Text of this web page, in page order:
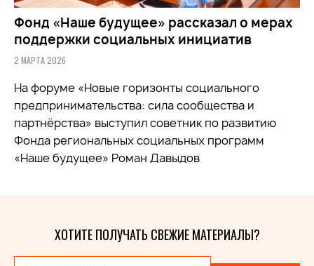
Фонд «Наше будущее» рассказал о мерах
поддержки социальных инициатив
2 МАРТА 2026
На форуме «Новые горизонты социального
предпринимательства: сила сообщества и
партнёрства» выступил советник по развитию
Фонда региональных социальных программ
«Наше будущее» Роман Давыдов
ХОТИТЕ ПОЛУЧАТЬ СВЕЖИЕ МАТЕРИАЛЫ?